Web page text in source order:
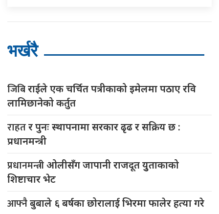
भर्खरै
जिबिराईले एक चर्चित पत्रीकाको इमेलमा पठाए रवि
लामिछानेको कर्तुत
राहतर पुनः स्थापनामा सरकार ढृढ र सक्रिय छ :
प्रधानमन्त्री
प्रधानमन्त्रीओलीसँग जापानी राजदूत युुताकाको
शिष्टाचार भेट
आफ्नैबुबाले ६ बर्षका छोरालाई भिरमा फालेर हत्या गरे